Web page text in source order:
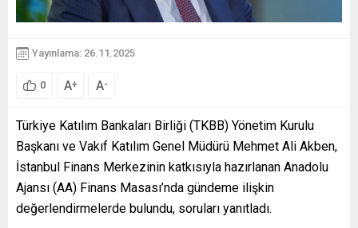
Yayınlama: 26.11.2025
0 A+ A-
Türkiye Katılım Bankaları Birliği (TKBB) Yönetim Kurulu
Başkanı ve Vakıf Katılım Genel Müdürü Mehmet Ali Akben,
İstanbul Finans Merkezinin katkısıyla hazırlanan Anadolu
Ajansı (AA) Finans Masası’nda gündeme ilişkin
değerlendirmelerde bulundu, soruları yanıtladı.